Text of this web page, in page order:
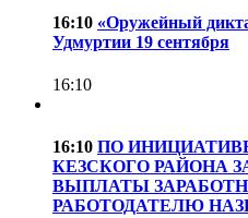
16:10 «Оружейный
Удмуртии 19 сентября
16:10
16:10 ПО
КЕЗСКОГО РАЙОНА
ВЫПЛАТЫ
РАБОТОДАТЕЛЮ